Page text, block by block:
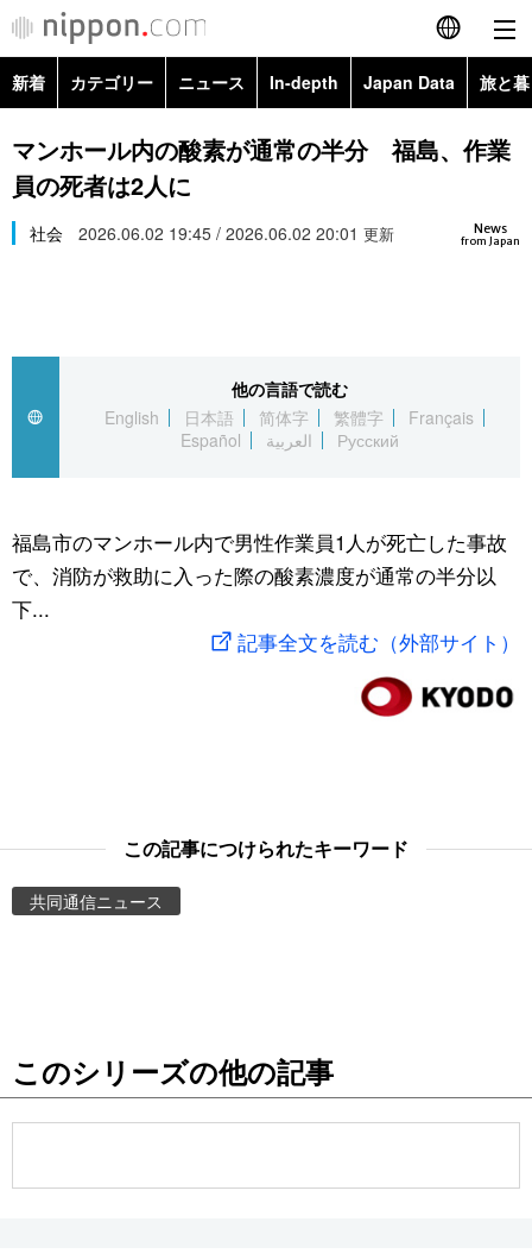
English
简体字
Русский
カテゴリー
経済・ビジネス
国際
文化
トップ
アーカイブ
In-depth
Japan Data
動画/Live
People
新着 カテゴリー ニュース In-depth Japan Data 旅と
政治・外交
経済・ビジネス
スポーツ・東京2020
Topics
マンホール内の酸素が通常の半分 福島、作業
員の死者は2人に
News
from Japan
社会 2026.06.02 19:45 / 2026.06.02 20:01 更新
他の言語で読む
English
日本語 简体字 繁體字
Français
Español
العربية Русский
福島市のマンホール内で男性作業員1人が死亡した事故
で、消防が救助に入った際の酸素濃度が通常の半分以
下...
記事全文を読む（外部サイト）
この記事につけられたキーワード
共同通信ニュース
このシリーズの他の記事